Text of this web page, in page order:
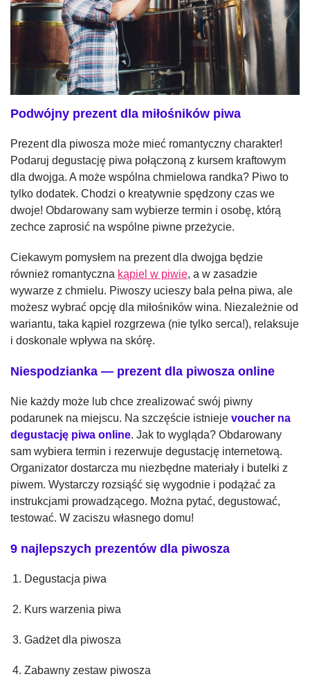
Podwójny prezent dla miłośników piwa
Prezent dla piwosza może mieć romantyczny charakter!
Podaruj degustację piwa połączoną z kursem kraftowym
dla dwojga. A może wspólna chmielowa randka? Piwo to
tylko dodatek. Chodzi o kreatywnie spędzony czas we
dwoje! Obdarowany sam wybierze termin i osobę, którą
zechce zaprosić na wspólne piwne przeżycie.
Ciekawym pomysłem na prezent dla dwojga będzie
również romantyczna kąpiel w piwie, a w zasadzie
wywarze z chmielu. Piwoszy ucieszy bala pełna piwa, ale
możesz wybrać opcję dla miłośników wina. Niezależnie od
wariantu, taka kąpiel rozgrzewa (nie tylko serca!), relaksuje
i doskonale wpływa na skórę.
Niespodzianka — prezent dla piwosza online
Nie każdy może lub chce zrealizować swój piwny
podarunek na miejscu. Na szczęście istnieje voucher na
degustację piwa online. Jak to wygląda? Obdarowany
sam wybiera termin i rezerwuje degustację internetową.
Organizator dostarcza mu niezbędne materiały i butelki z
piwem. Wystarczy rozsiąść się wygodnie i podążać za
instrukcjami prowadzącego. Można pytać, degustować,
testować. W zaciszu własnego domu!
9 najlepszych prezentów dla piwosza
Degustacja piwa
Kurs warzenia piwa
Gadżet dla piwosza
Zabawny zestaw piwosza